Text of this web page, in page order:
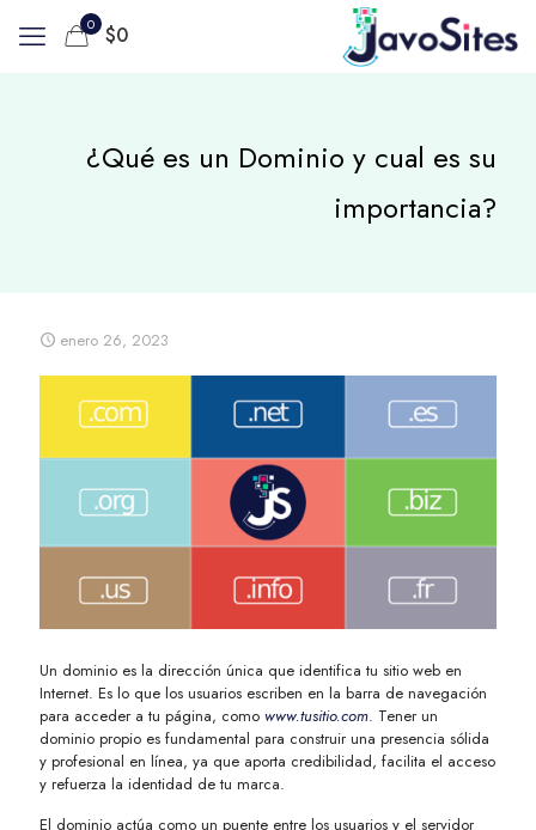
0 $0
¿Qué es un Dominio y cual es su
importancia?
enero 26, 2023
Un dominio es la dirección única que identifica tu sitio web en
Internet. Es lo que los usuarios escriben en la barra de navegación
para acceder a tu página, como www.tusitio.com. Tener un
dominio propio es fundamental para construir una presencia sólida
y profesional en línea, ya que aporta credibilidad, facilita el acceso
y refuerza la identidad de tu marca.
El dominio actúa como un puente entre los usuarios y el servidor